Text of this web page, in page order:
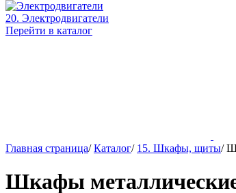
20. Электродвигатели
Перейти в каталог
Главная страница/ Каталог/ 15. Шкафы, щиты/
Шкафы